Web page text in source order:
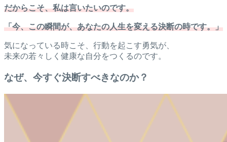
だからこそ、私は言いたいのです。
「今、この瞬間が、あなたの人生を変える決断の時です。」
気になっている時こそ、行動を起こす勇気が、
未来の若々しく健康な自分をつくるのです。
なぜ、今すぐ決断すべきなのか？